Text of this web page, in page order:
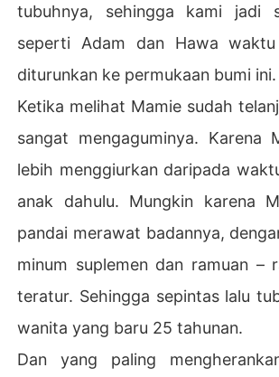
tubuhnya, sehingga kami jadi
seperti Adam dan Hawa
diturunkan ke permukaan bumi ini.
Ketika melihat Mamie sudah
sangat mengaguminya. Karena
lebih menggiurkan daripada
anak dahulu. Mungkin karena
pandai merawat badannya,
minum suplemen dan ramuan –
teratur. Sehingga sepintas lalu
wanita yang baru 25 tahunan.
Dan yang paling